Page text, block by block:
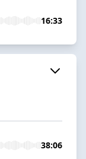
16:33
38:06